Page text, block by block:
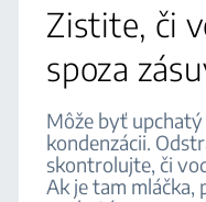
Zistite, či
spoza
Môže byť
kondenzácii.
skontrolujte, či
Ak je tam mláčka,